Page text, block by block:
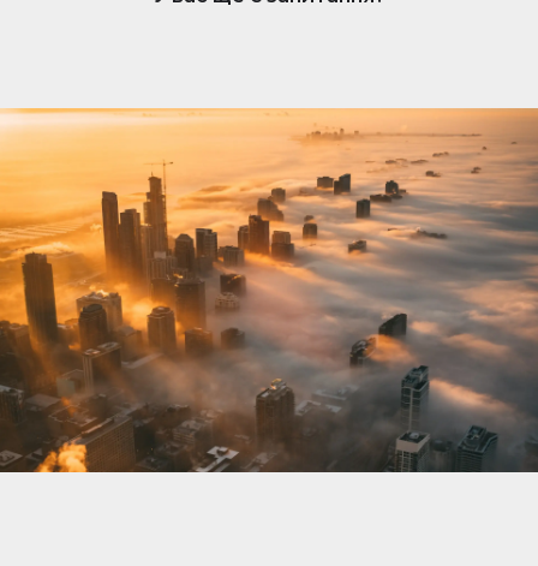
нерухомості. Коли вам подобається оголошення,
Щоб відповісти та зв’язатися з потенційними
покупцями чи орендарями, переконайтеся, що
ваша підписка активна.